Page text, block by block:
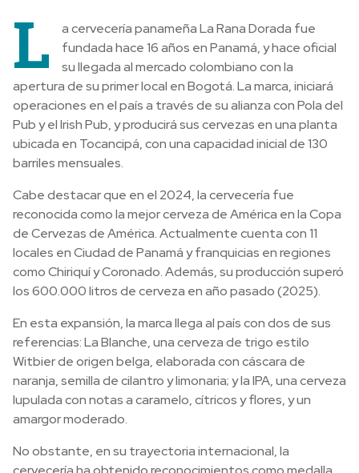
L
a cervecería panameña La Rana Dorada fue
fundada hace 16 años en Panamá, y hace oficial
su llegada al mercado colombiano con la
apertura de su primer local en Bogotá. La marca, iniciará
operaciones en el país a través de su alianza con Pola del
Pub y el Irish Pub, y producirá sus cervezas en una planta
ubicada en Tocancipá, con una capacidad inicial de 130
barriles mensuales.
Cabe destacar que en el 2024, la cervecería fue
reconocida como la mejor cerveza de América en la Copa
de Cervezas de América. Actualmente cuenta con 11
locales en Ciudad de Panamá y franquicias en regiones
como Chiriquí y Coronado. Además, su producción superó
los 600.000 litros de cerveza en año pasado (2025).
En esta expansión, la marca llega al país con dos de sus
referencias: La Blanche, una cerveza de trigo estilo
Witbier de origen belga, elaborada con cáscara de
naranja, semilla de cilantro y limonaria; y la IPA, una cerveza
lupulada con notas a caramelo, cítricos y flores, y un
amargor moderado.
No obstante, en su trayectoria internacional, la